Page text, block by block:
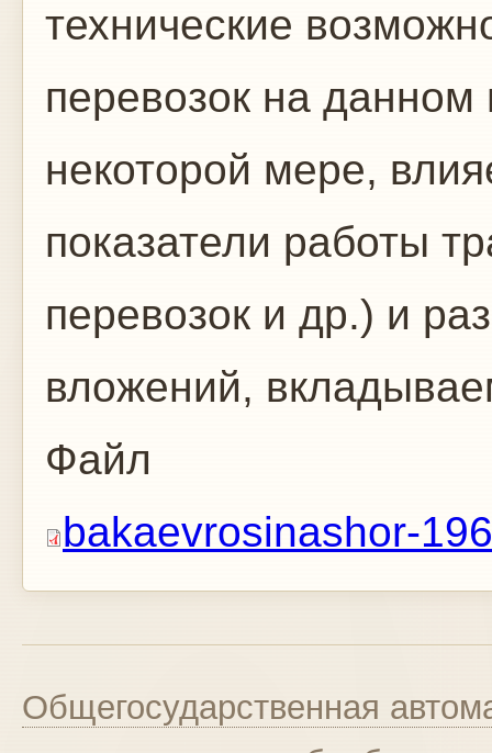
технические
перевозок на
некоторой мере,
показатели работы
перевозок и др.) и
вложений,
Файл
bakaevrosinashor-
Общегосударственная